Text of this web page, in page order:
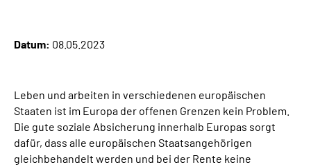
Suche
Mein Kundenportal
Datum: 08.05.2023
Leben und arbeiten in verschiedenen europäischen
Staaten ist im Europa der offenen Grenzen kein Problem.
Die gute soziale Absicherung innerhalb Europas sorgt
dafür, dass alle europäischen Staatsangehörigen
gleichbehandelt werden und bei der Rente keine